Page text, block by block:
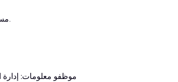
مساعدو إداريون أو سكرتيرات: إدارة الجداول الزمنية والاتصالات والمهام المكتبية العامة.
موظفو معلومات: إدارة